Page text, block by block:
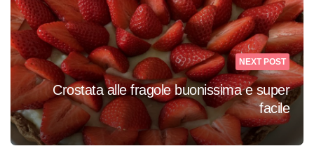
NEXT POST
Crostata alle fragole buonissima e super
facile